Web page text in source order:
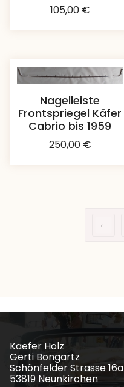
105,00 €
Nagelleiste
Frontspriegel Käfer
Cabrio bis 1959
250,00 €
←
Kaefer Holz
Gerti Bongartz
Schönfelder Strasse 16a
53819 Neunkirchen